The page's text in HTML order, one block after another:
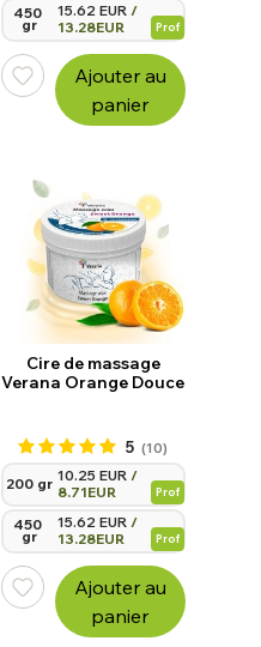
450
gr
15.62 EUR /
13.28EUR
Prof
Ajouter au
panier
Cire de massage
Verana Orange Douce
5 (10)
200 gr 10.25 EUR /
8.71EUR
Prof
450
gr
15.62 EUR /
13.28EUR
Prof
Ajouter au
panier